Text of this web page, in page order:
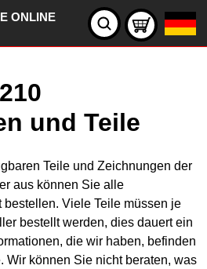
ONLINE
und Teile
Teile und Zeichnungen der
aus können Sie alle
Viele Teile müssen je
bestellt werden, dies dauert ein
die wir haben, befinden
Wir können Sie nicht beraten, was